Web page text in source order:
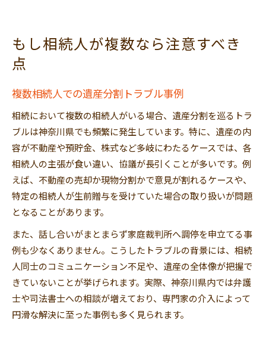
もし相続人が複数なら注意すべき
点
複数相続人での遺産分割トラブル事例
相続において複数の相続人がいる場合、遺産分割を巡るトラ
ブルは神奈川県でも頻繁に発生しています。特に、遺産の内
容が不動産や預貯金、株式など多岐にわたるケースでは、各
相続人の主張が食い違い、協議が長引くことが多いです。例
えば、不動産の売却か現物分割かで意見が割れるケースや、
特定の相続人が生前贈与を受けていた場合の取り扱いが問題
となることがあります。
また、話し合いがまとまらず家庭裁判所へ調停を申立てる事
例も少なくありません。こうしたトラブルの背景には、相続
人同士のコミュニケーション不足や、遺産の全体像が把握で
きていないことが挙げられます。実際、神奈川県内では弁護
士や司法書士への相談が増えており、専門家の介入によって
円滑な解決に至った事例も多く見られます。